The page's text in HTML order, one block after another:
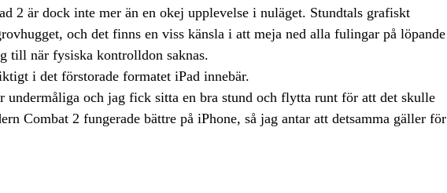
2 är dock inte mer än en okej upplevelse i nuläget. Stundtals grafiskt
och det finns en viss känsla i att meja ned alla fulingar på löpande
till när fysiska kontrolldon saknas.
i det förstorade formatet iPad innebär.
och jag fick sitta en bra stund och flytta runt för att det skulle
Combat 2 fungerade bättre på iPhone, så jag antar att detsamma gäller för